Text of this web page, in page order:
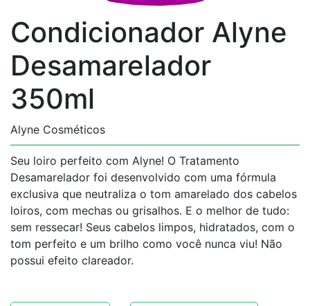
Condicionador Alyne
Desamarelador
350ml
Alyne Cosméticos
Seu loiro perfeito com Alyne! O Tratamento
Desamarelador foi desenvolvido com uma fórmula
exclusiva que neutraliza o tom amarelado dos cabelos
loiros, com mechas ou grisalhos. E o melhor de tudo:
sem ressecar! Seus cabelos limpos, hidratados, com o
tom perfeito e um brilho como você nunca viu! Não
possui efeito clareador.